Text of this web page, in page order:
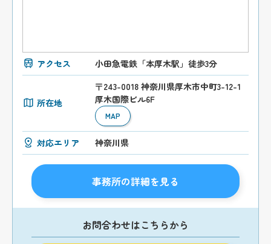
アクセス 小田急電鉄「本厚木駅」徒歩3分
所在地
〒243-0018 神奈川県厚木市中町3-12-1
厚木国際ビル6F
MAP
対応エリア 神奈川県
事務所の詳細を見る
お問合わせはこちらから